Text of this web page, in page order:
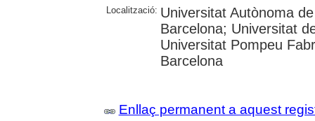
Localització: Universitat Autònoma
Barcelona; Universitat
Universitat Pompeu
Barcelona
Enllaç permanent a aquest